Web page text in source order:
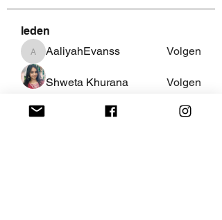
leden
AaliyahEvanss
AaliyahEvanss Volgen
Shweta Khurana Volgen
Volgen